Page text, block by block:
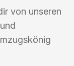
von unseren